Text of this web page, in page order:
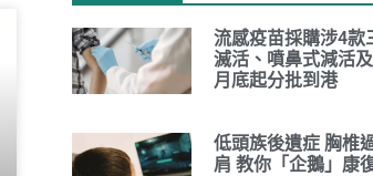
流感疫苗採購涉4款
滅活、噴鼻式減活
月底起分批到港
低頭族後遺症 胸椎
肩 教你「企鵝」康